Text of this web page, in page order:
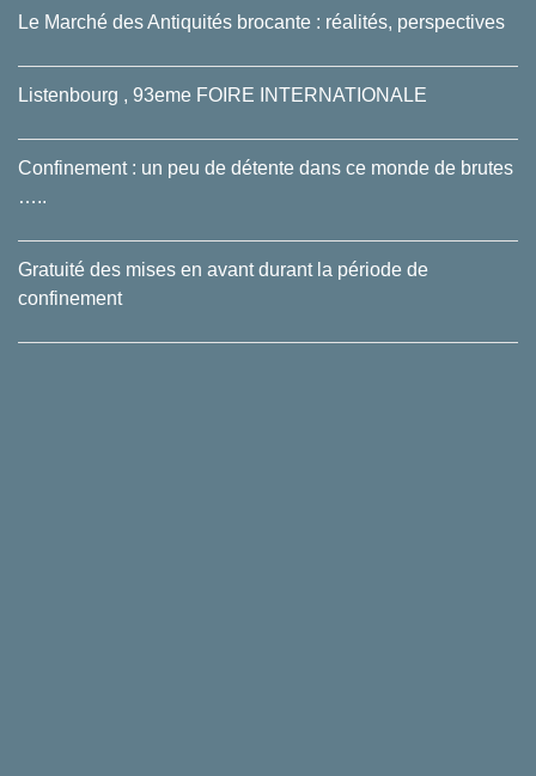
Le Marché des Antiquités brocante : réalités, perspectives
Listenbourg , 93eme FOIRE INTERNATIONALE
Confinement : un peu de détente dans ce monde de brutes
…..
Gratuité des mises en avant durant la période de
confinement